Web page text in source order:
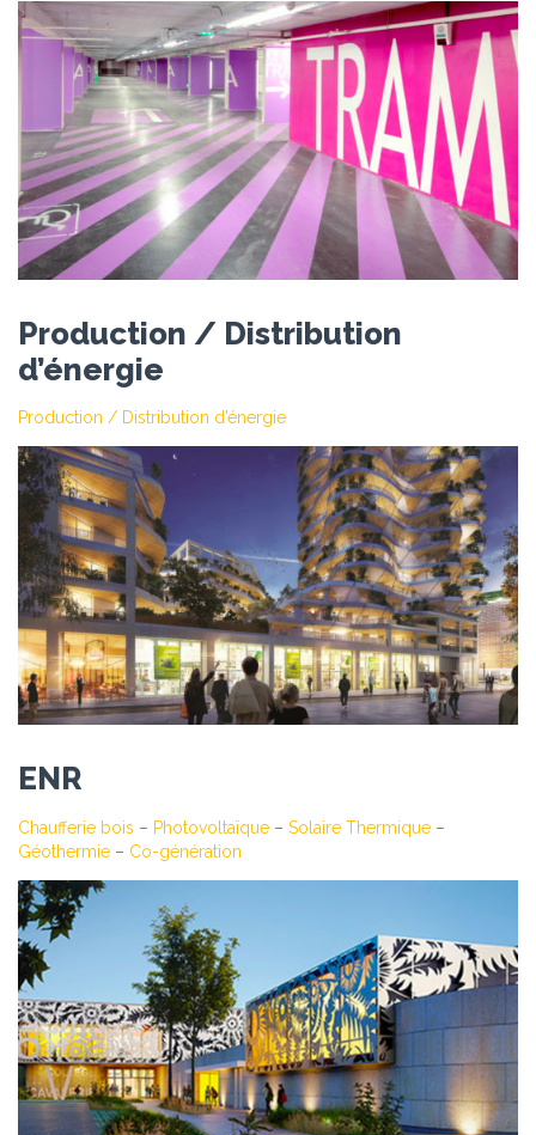
Production / Distribution
d’énergie
Production / Distribution d’énergie
ENR
Chaufferie bois – Photovoltaïque – Solaire Thermique –
Géothermie – Co-génération